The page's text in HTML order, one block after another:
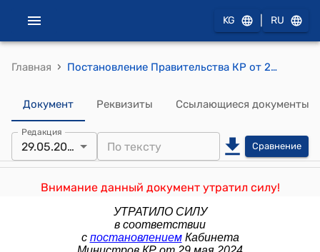
KG RU
Главная › Постановление Правительства КР от 25 ноября 2015 года № 805 "О внесении дополнений в постановление Правительства Кыргызской Республики "Об утверждении стандартов государственных услуг, оказываемых физическим и юридическим лицам органами исполнительной власти, их структурными подразделениями и подведомственными учреждениями" от 3 июня 2014 года № 303"
Документ Реквизиты Ссылающиеся документы
Редакция
29.05.2024 Сравнение
Внимание данный документ утратил силу!